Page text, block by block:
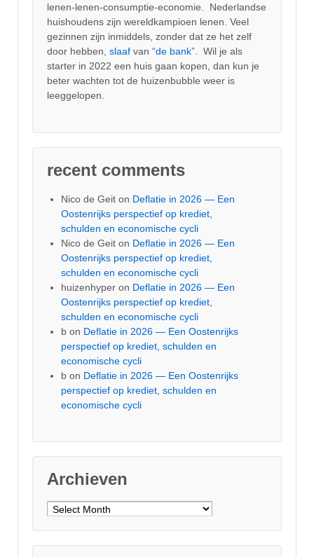
lenen-lenen-consumptie-economie. Nederlandse
huishoudens zijn wereldkampioen lenen. Veel
gezinnen zijn inmiddels, zonder dat ze het zelf
door hebben, slaaf van “de bank”.
Wil je als
starter in 2022 een huis gaan kopen, dan kun je
beter wachten tot de huizenbubble weer is
leeggelopen.
recent comments
Nico de Geit on Deflatie in 2026 — Een
Oostenrijks perspectief op krediet,
schulden en economische cycli
Nico de Geit on Deflatie in 2026 — Een
Oostenrijks perspectief op krediet,
schulden en economische cycli
huizenhyper on Deflatie in 2026 — Een
Oostenrijks perspectief op krediet,
schulden en economische cycli
b on Deflatie in 2026 — Een Oostenrijks
perspectief op krediet, schulden en
economische cycli
b on Deflatie in 2026 — Een Oostenrijks
perspectief op krediet, schulden en
economische cycli
Archieven
Archieven